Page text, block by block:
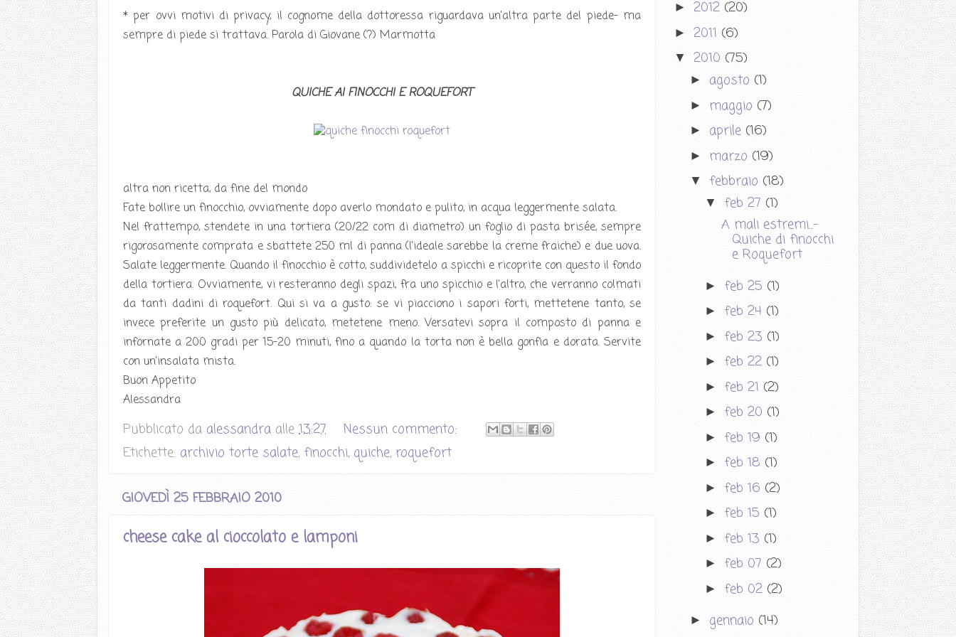
* per ovvi motivi di privacy, il cognome della dottoressa riguardava un'altra parte del piede- ma
sempre di piede si trattava. Parola di Giovane (?) Marmotta
QUICHE AI FINOCCHI E ROQUEFORT
altra non ricetta, da fine del mondo
Fate bollire un finocchio, ovviamente dopo averlo mondato e pulito, in acqua leggermente salata.
Nel frattempo, stendete in una tortiera (20/22 com di diametro) un foglio di pasta brisée, sempre
rigorosamente comprata e sbattete 250 ml di panna (l'ideale sarebbe la creme fraiche) e due uova.
Salate leggermente. Quando il finocchio è cotto, suddividetelo a spicchi e ricoprite con questo il fondo
della tortiera. Ovviamente, vi resteranno degli spazi, fra uno spicchio e l'altro, che verranno colmati
da tanti dadini di roquefort. Qui si va a gusto: se vi piacciono i sapori forti, mettetene tanto, se
invece preferite un gusto più delicato, metetene meno. Versatevi sopra il composto di panna e
infornate a 200 gradi per 15-20 minuti, fino a quando la torta non è bella gonfia e dorata. Servite
con un'insalata mista.
Buon Appetito
Alessandra
Pubblicato da alessandra alle 13:27
Nessun commento:
Etichette: archivio torte salate, finocchi, quiche, roquefort
GIOVEDÌ 25 FEBBRAIO 2010
cheese cake al cioccolato e lamponi
► 2012 (20)
► 2011 (6)
▼ 2010 (75)
► agosto (1)
► maggio (7)
► aprile (16)
► marzo (19)
▼ febbraio (18)
▼ feb 27 (1)
A mali estremi...-
Quiche di finocchi
e Roquefort
► feb 25 (1)
► feb 24 (1)
► feb 23 (1)
► feb 22 (1)
► feb 21 (2)
► feb 20 (1)
► feb 19 (1)
► feb 18 (1)
► feb 16 (2)
► feb 15 (1)
► feb 13 (1)
► feb 07 (2)
► feb 02 (2)
► gennaio (14)